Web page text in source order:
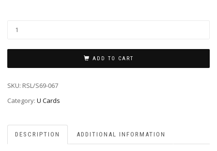
ADD TO CART
SKU: RSL/S69-067
Category: U Cards
DESCRIPTION ADDITIONAL INFORMATION